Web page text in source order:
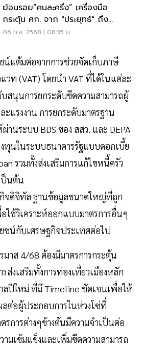
ย้อนรอย“คนละครึ่ง” เครื่องมือ
กระตุ้น ศก. จาก "ประยุทธ์" ถึง
อนุทิน
06 ก.ย. 2568 | 08:35 น.
น์แต้มต่อจากการช่วยจัดเก็บภาษี
วท (VAT) โดยนำ VAT ที่ได้ในแต่ละ
บสนุนการยกระดับขีดความสามารถผู้
ะแรงงาน การยกระดับมาตรฐาน
นระบบ BDS ของ สสว. และ DEPA
ทุนในระบบธนาคารรัฐแบบดอกเบี้ย
รวมทั้งส่งเสริมการแก้ไขหนี้ครัว
ป็นต้น
กิจดิจิทัล ฐานข้อมูลขนาดใหญ่ที่ถูก
ใช้วิเคราะห์ออกแบบมาตรการอื่นๆ
ชน์กับเศรษฐกิจประเทศต่อไป
าส 4/68 ต้องมีมาตรการกระตุ้น
ส่งเสริมทั้งการท่องเที่ยวเมืองหลัก
าลปีใหม่ ที่มี Timeline ชัดเจนเพื่อให้
ต่อผู้ประกอบการในห่วงโซ่ที่
รการต่างๆข้างต้นมีความจำเป็นต่อ
ามเข้มแข็งและเพิ่มขีดความสามารถ